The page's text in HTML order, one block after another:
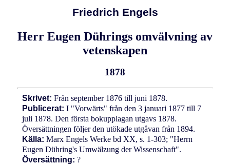
Friedrich Engels
Herr Eugen Dührings omvälvning av
vetenskapen
1878
Skrivet: Från september 1876 till juni 1878.
Publicerat: I "Vorwärts" från den 3 januari 1877 till 7
juli 1878. Den första bokupplagan utgavs 1878.
Översättningen följer den utökade utgåvan från 1894.
Källa: Marx Engels Werke bd XX, s. 1-303; "Herrn
Eugen Dühring's Umwälzung der Wissenschaft".
Översättning: ?